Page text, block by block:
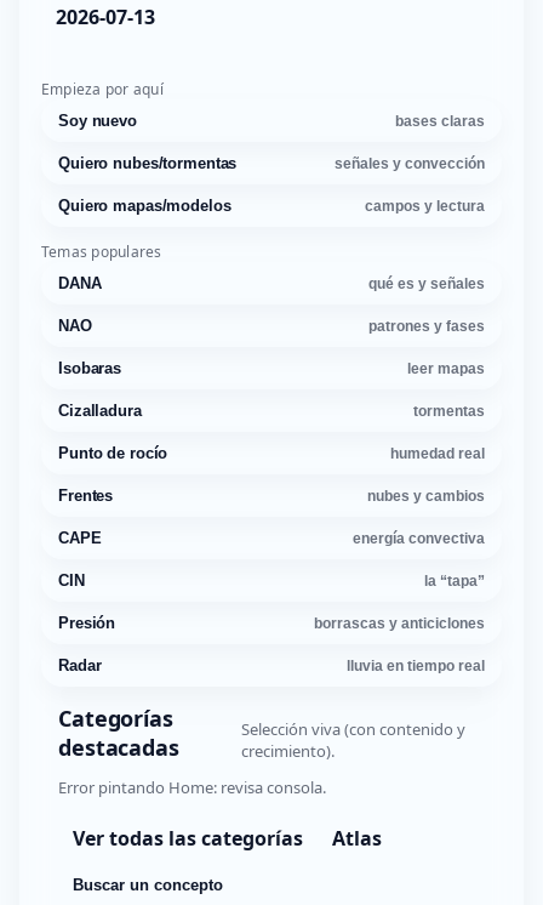
2026-07-13
Empieza por aquí
Soy nuevo bases claras
Quiero nubes/tormentas señales y convección
Quiero mapas/modelos campos y lectura
Temas populares
DANA qué es y señales
NAO patrones y fases
Isobaras leer mapas
Cizalladura tormentas
Punto de rocío humedad real
Frentes nubes y cambios
CAPE energía convectiva
CIN la “tapa”
Presión borrascas y anticiclones
Radar lluvia en tiempo real
Categorías
destacadas
Selección viva (con contenido y
crecimiento).
Error pintando Home: revisa consola.
Ver todas las categorías Atlas
Buscar un concepto